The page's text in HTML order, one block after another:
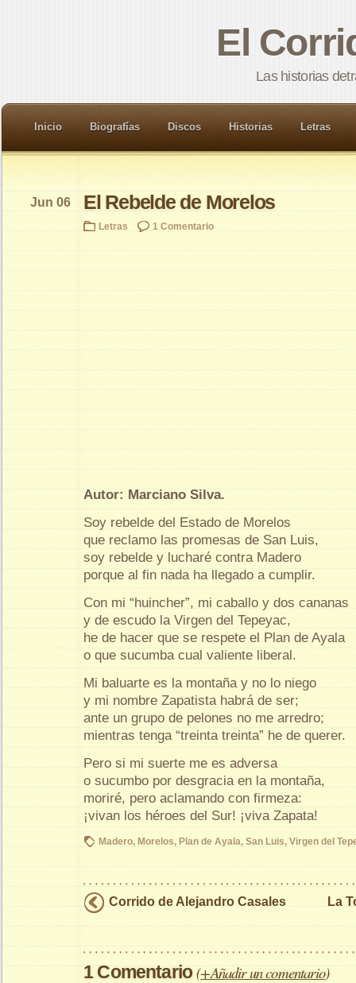
El
Las historias
Inicio Biografías Discos Historias Letras
El Rebelde de Morelos
Jun 06
Letras 1 Comentario
Autor: Marciano Silva.
Soy rebelde del Estado de Morelos
que reclamo las promesas de San Luis,
soy rebelde y lucharé contra Madero
porque al fin nada ha llegado a cumplir.
Con mi “huincher”, mi caballo y dos cananas
y de escudo la Virgen del Tepeyac,
he de hacer que se respete el Plan de Ayala
o que sucumba cual valiente liberal.
Mi baluarte es la montaña y no lo niego
y mi nombre Zapatista habrá de ser;
ante un grupo de pelones no me arredro;
mientras tenga “treinta treinta” he de querer.
Pero si mi suerte me es adversa
o sucumbo por desgracia en la montaña,
moriré, pero aclamando con firmeza:
¡vivan los héroes del Sur! ¡viva Zapata!
Madero, Morelos, Plan de Ayala, San Luis, Virgen del
Corrido de Alejandro Casales La
1 Comentario(+Añadir un comentario)